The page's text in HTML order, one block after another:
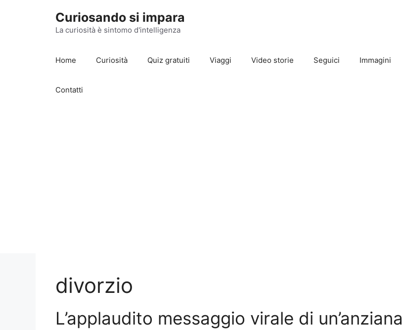
Curiosando si impara
La curiosità è sintomo d'intelligenza
Home Curiosità Quiz gratuiti Viaggi Video storie Seguici Immagini
Contatti
divorzio
L’applaudito messaggio virale di un’anziana